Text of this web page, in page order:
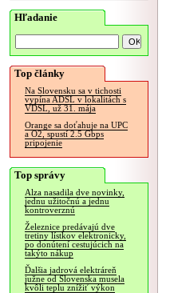
Hľadanie
Top články
Na Slovensku sa v tichosti
vypína ADSL v lokalitách s
VDSL, už 31. mája
Orange sa doťahuje na UPC
a O2, spustí 2.5 Gbps
pripojenie
Top správy
Alza nasadila dve novinky,
jednu užitočnú a jednu
kontroverznú
Železnice predávajú dve
tretiny lístkov elektronicky,
po donútení cestujúcich na
takýto nákup
Ďalšia jadrová elektráreň
južne od Slovenska musela
kvôli teplu znížiť výkon